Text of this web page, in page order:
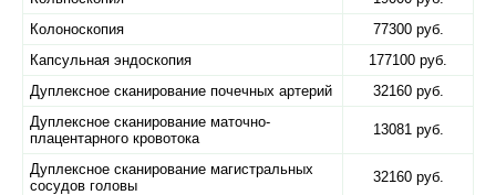
Колоноскопия
77300 руб.
Капсульная эндоскопия
177100 руб.
Дуплексное сканирование почечных артерий
32160 руб.
Дуплексное сканирование маточно-
плацентарного кровотока
13081 руб.
Дуплексное сканирование магистральных
сосудов головы
32160 руб.